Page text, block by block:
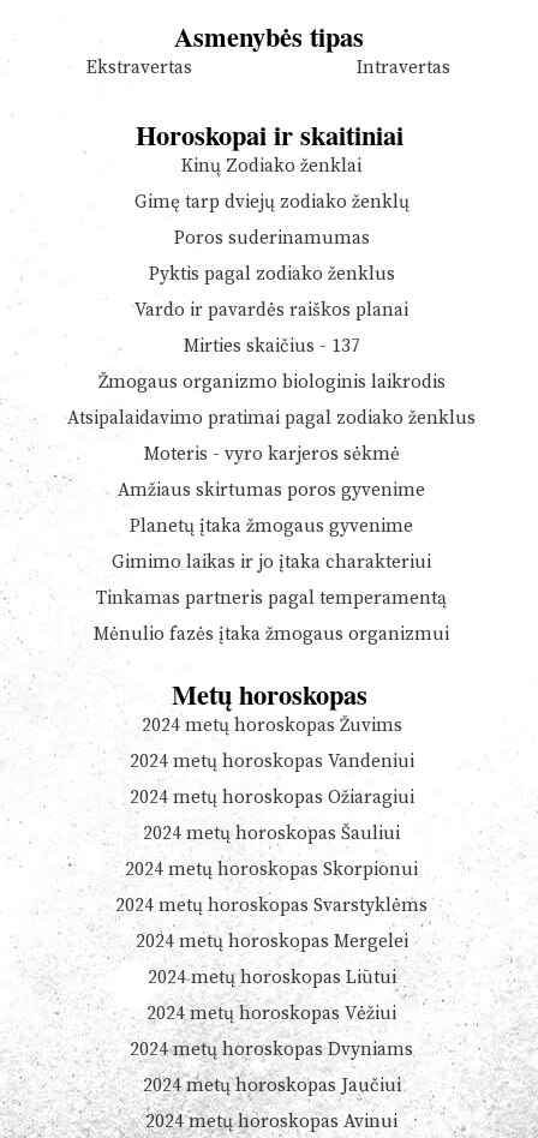
Asmenybės tipas
Ekstravertas Intravertas
Horoskopai ir skaitiniai
Kinų Zodiako ženklai
Gimę tarp dviejų zodiako ženklų
Poros suderinamumas
Pyktis pagal zodiako ženklus
Vardo ir pavardės raiškos planai
Mirties skaičius - 137
Žmogaus organizmo biologinis laikrodis
Atsipalaidavimo pratimai pagal zodiako ženklus
Moteris - vyro karjeros sėkmė
Amžiaus skirtumas poros gyvenime
Planetų įtaka žmogaus gyvenime
Gimimo laikas ir jo įtaka charakteriui
Tinkamas partneris pagal temperamentą
Mėnulio fazės įtaka žmogaus organizmui
Metų horoskopas
2024 metų horoskopas Žuvims
2024 metų horoskopas Vandeniui
2024 metų horoskopas Ožiaragiui
2024 metų horoskopas Šauliui
2024 metų horoskopas Skorpionui
2024 metų horoskopas Svarstyklėms
2024 metų horoskopas Mergelei
2024 metų horoskopas Liūtui
2024 metų horoskopas Vėžiui
2024 metų horoskopas Dvyniams
2024 metų horoskopas Jaučiui
2024 metų horoskopas Avinui